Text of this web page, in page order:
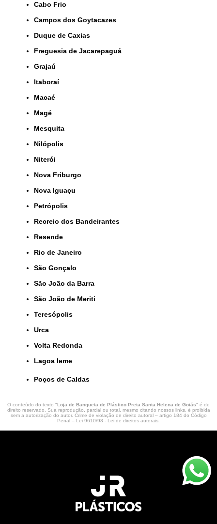
Cabo Frio
Campos dos Goytacazes
Duque de Caxias
Freguesia de Jacarepaguá
Grajaú
Itaboraí
Macaé
Magé
Mesquita
Nilópolis
Niterói
Nova Friburgo
Nova Iguaçu
Petrópolis
Recreio dos Bandeirantes
Resende
Rio de Janeiro
São Gonçalo
São João da Barra
São João de Meriti
Teresópolis
Urca
Volta Redonda
lagoa leme
Poços de Caldas
O conteúdo do texto "Loja de Banqueta de Plástico Preta Santa Helena de Goiás" é de
direito reservado. Sua reprodução, parcial ou total, mesmo citando nossos links, é proibida
sem a autorização do autor. Crime de violação de direito autoral – artigo 184 do Código
Penal – Lei 9610/98 - Lei de direitos autorais